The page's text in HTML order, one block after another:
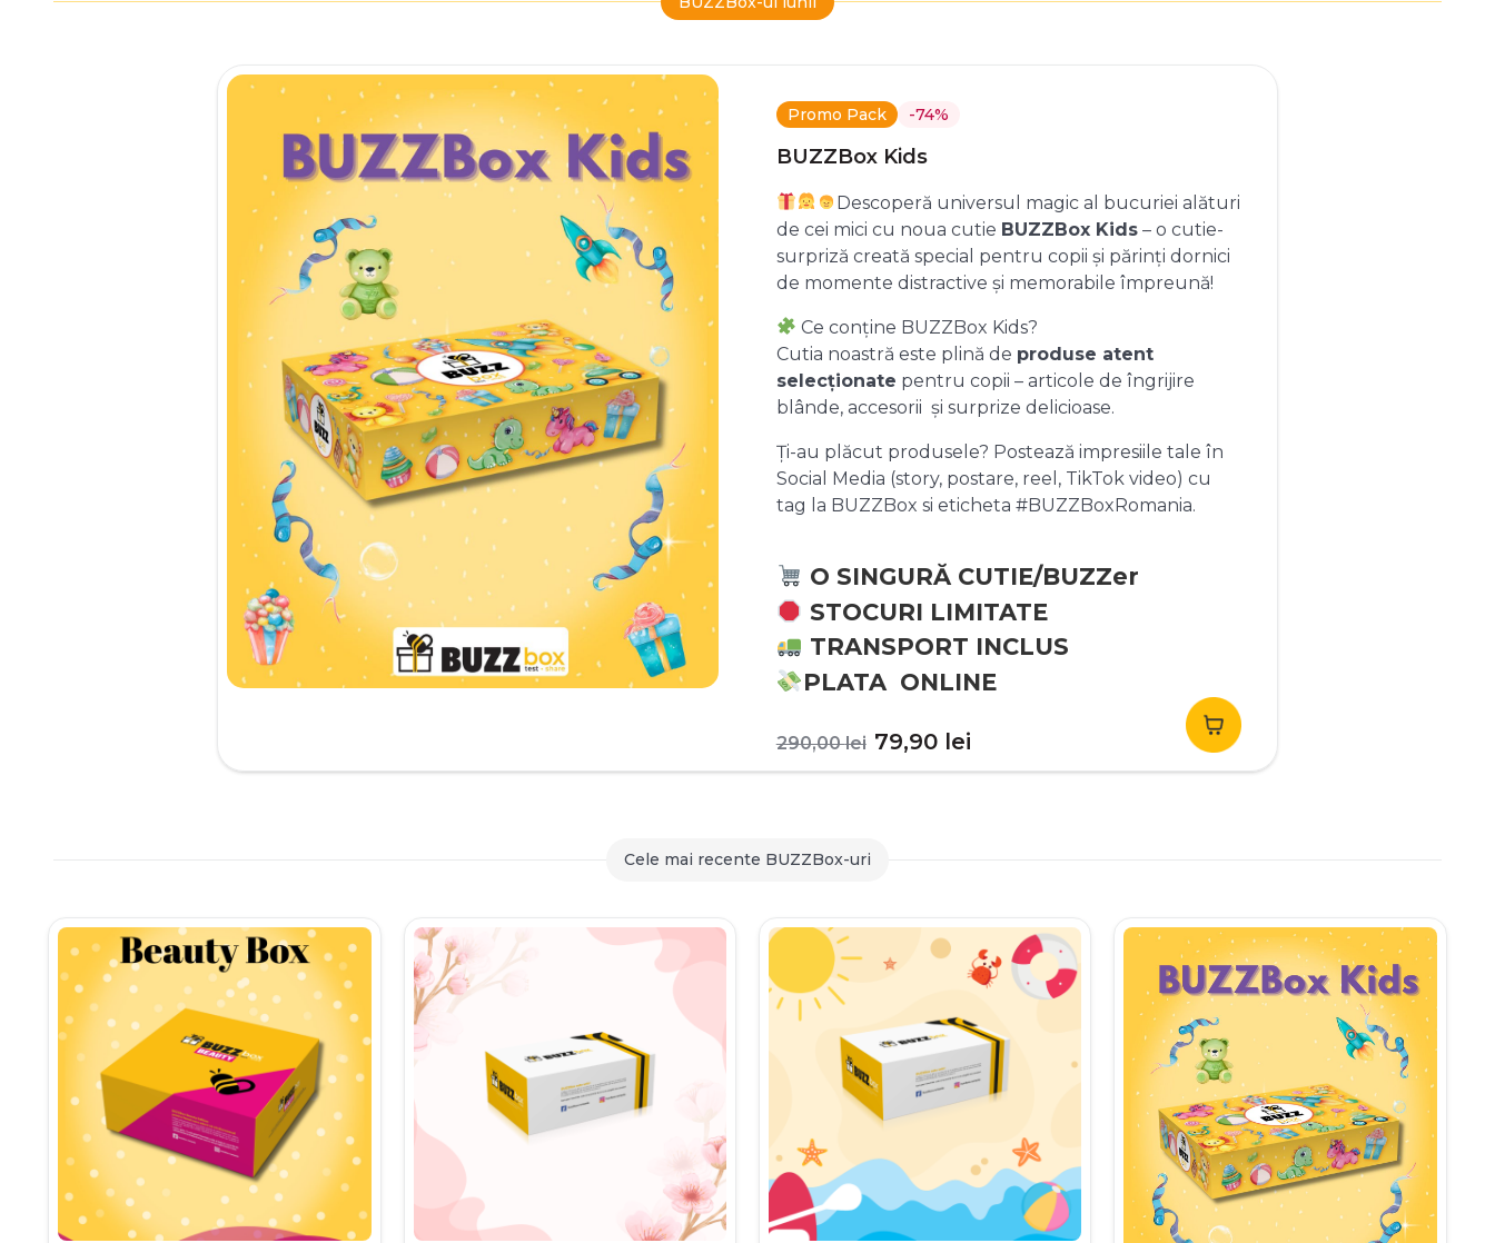
Promo Pack -74%
BUZZBox Kids
Descoperă universul magic al bucuriei alături
de cei mici cu noua cutie BUZZBox Kids– o cutie-
surpriză creată special pentru copii și părinți dornici
de momente distractive și memorabile împreună!
Ce conține BUZZBox Kids?
Cutia noastră este plină de produse atent
selecționate pentru copii – articole de îngrijire
blânde, accesorii și surprize delicioase.
Ți-au plăcut produsele? Postează impresiile tale în
Social Media (story, postare, reel, TikTok video) cu
tag la BUZZBox si eticheta #BUZZBoxRomania.
O SINGURĂ CUTIE/BUZZer
STOCURI LIMITATE
TRANSPORT INCLUS
PLATA ONLINE
290,00lei Prețul
inițial
79,90 leiPrețul
curent
Cele mai recente BUZZBox-uri